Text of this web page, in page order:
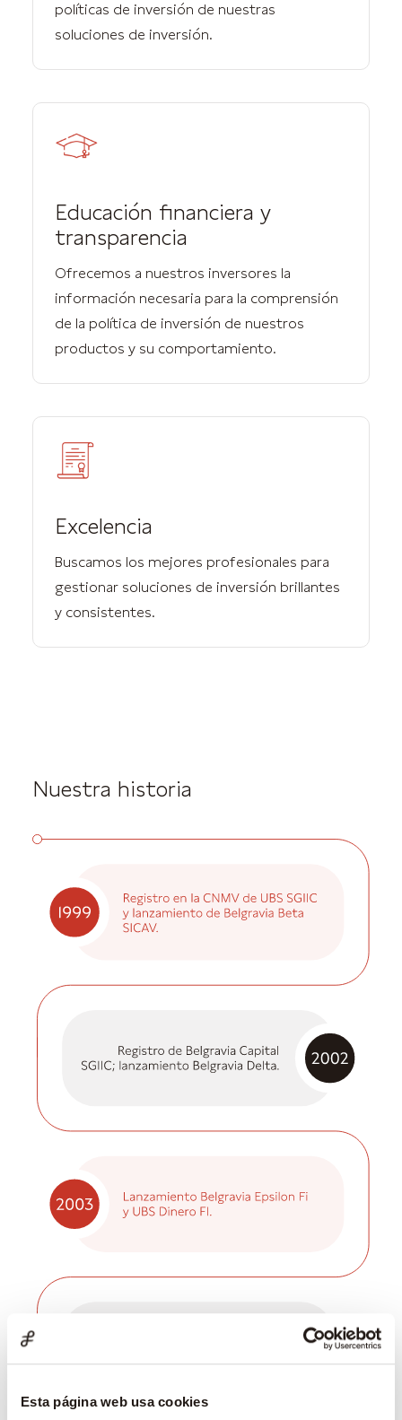
Esta página web usa cookies
políticas de inversión de nuestras
soluciones de inversión.
Educación financiera y
transparencia
Ofrecemos a nuestros inversores la
información necesaria para la comprensión
de la política de inversión de nuestros
productos y su comportamiento.
Excelencia
Buscamos los mejores profesionales para
gestionar soluciones de inversión brillantes
y consistentes.
Nuestra historia